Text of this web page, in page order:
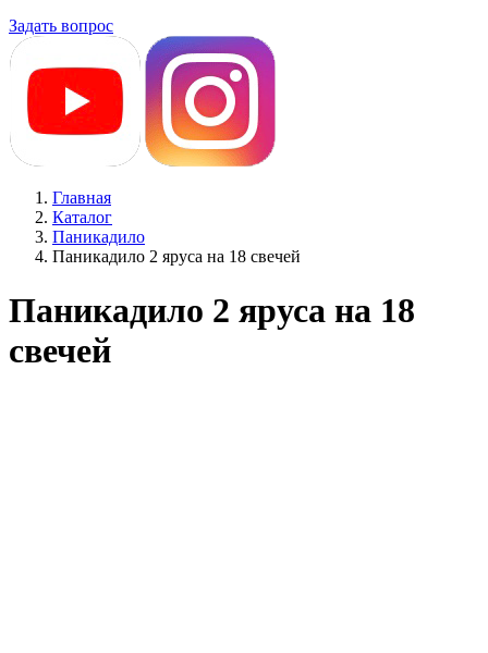
Задать вопрос
Главная
Каталог
Паникадило
Паникадило 2 яруса на 18 свечей
Паникадило 2 яруса на 18
свечей